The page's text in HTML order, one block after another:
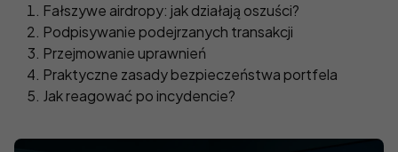
Fałszywe airdropy: jak działają oszuści?
Podpisywanie podejrzanych transakcji
Przejmowanie uprawnień
Praktyczne zasady bezpieczeństwa portfela
Jak reagować po incydencie?